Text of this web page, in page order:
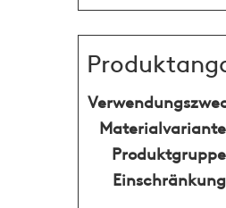
Materialvariante
Produktgruppe
Einschränkung